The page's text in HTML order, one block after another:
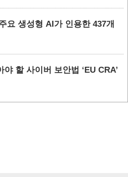
요 생성형 AI가 인용한 437개
할 사이버 보안법 ‘EU CRA’